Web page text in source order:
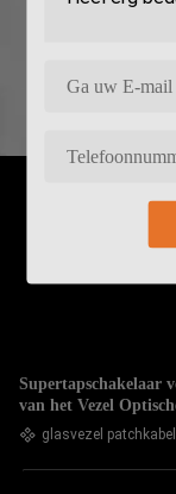
Supertapschakelaar
van het Vezel
glasvezel